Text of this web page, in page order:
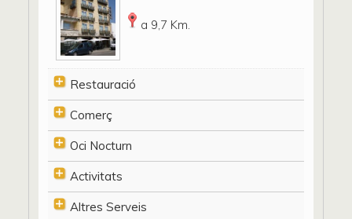
a 9,7 Km.
Restauració
Comerç
Oci Nocturn
Activitats
Altres Serveis